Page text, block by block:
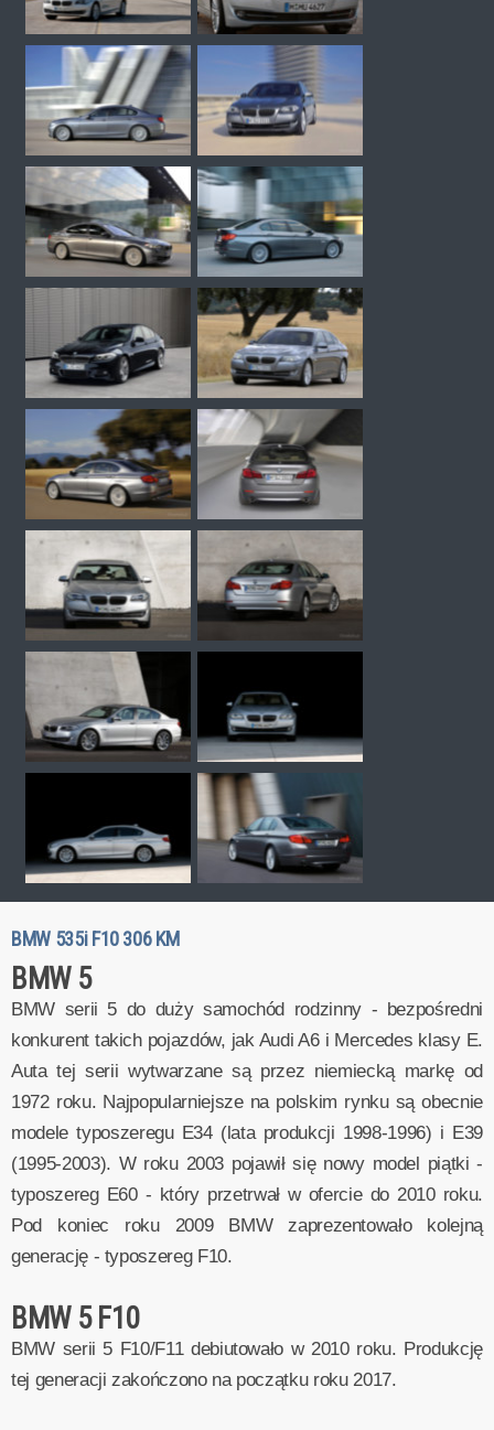
BMW 535i F10 306 KM
BMW 5
BMW serii 5 do duży samochód rodzinny - bezpośredni
konkurent takich pojazdów, jak Audi A6 i Mercedes klasy E.
Auta tej serii wytwarzane są przez niemiecką markę od
1972 roku. Najpopularniejsze na polskim rynku są obecnie
modele typoszeregu E34 (lata produkcji 1998-1996) i E39
(1995-2003). W roku 2003 pojawił się nowy model piątki -
typoszereg E60 - który przetrwał w ofercie do 2010 roku.
Pod koniec roku 2009 BMW zaprezentowało kolejną
generację - typoszereg F10.
BMW 5 F10
BMW serii 5 F10/F11 debiutowało w 2010 roku. Produkcję
tej generacji zakończono na początku roku 2017.